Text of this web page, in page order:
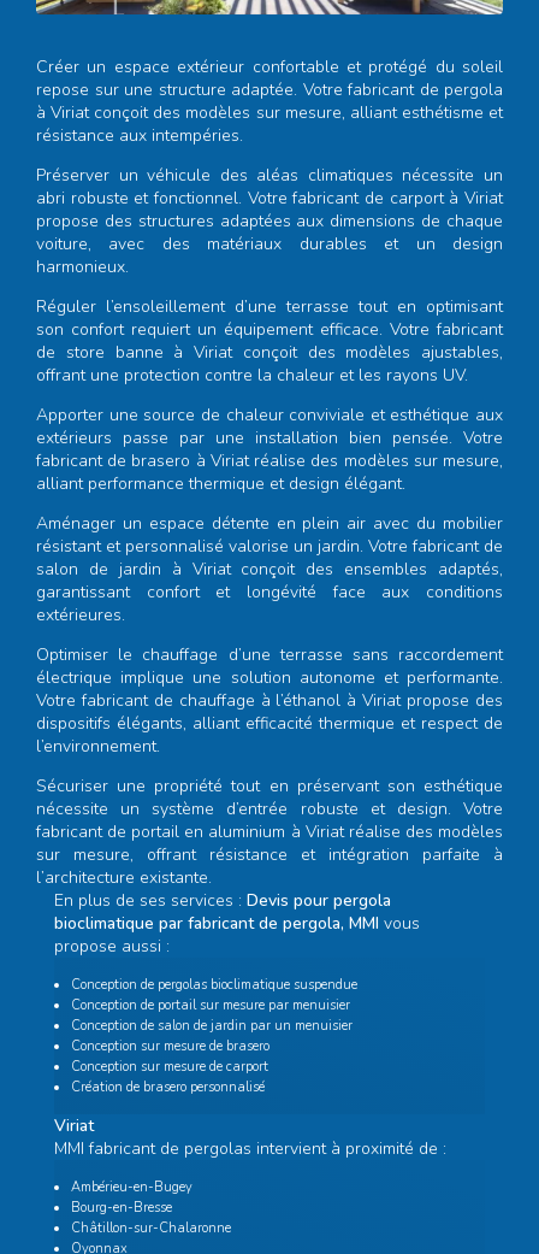
Créer un espace extérieur confortable et protégé du soleil
repose sur une structure adaptée. Votrefabricant de pergola
à Viriatconçoit des modèles sur mesure, alliant esthétisme et
résistance aux intempéries.
Préserver un véhicule des aléas climatiques nécessite un
abri robuste et fonctionnel. Votrefabricant de carport à Viriat
propose des structures adaptées aux dimensions de chaque
voiture, avec des matériaux durables et un design
harmonieux.
Réguler l’ensoleillement d’une terrasse tout en optimisant
son confort requiert un équipement efficace. Votrefabricant
de store banne à Viriatconçoit des modèles ajustables,
offrant une protection contre la chaleur et les rayons UV.
Apporter une source de chaleur conviviale et esthétique aux
extérieurs passe par une installation bien pensée. Votre
fabricant de brasero à Viriatréalise des modèles sur mesure,
alliant performance thermique et design élégant.
Aménager un espace détente en plein air avec du mobilier
résistant et personnalisé valorise un jardin. Votrefabricant de
salon de jardin à Viriatconçoit des ensembles adaptés,
garantissant confort et longévité face aux conditions
extérieures.
Optimiser le chauffage d’une terrasse sans raccordement
électrique implique une solution autonome et performante.
Votrefabricant de chauffage à l’éthanol à Viriatpropose des
dispositifs élégants, alliant efficacité thermique et respect de
l’environnement.
Sécuriser une propriété tout en préservant son esthétique
nécessite un système d’entrée robuste et design. Votre
fabricant de portail en aluminium à Viriatréalise des modèles
sur mesure, offrant résistance et intégration parfaite à
l’architecture existante.
En plus de ses services : Devis pour pergola
bioclimatique par fabricant de pergola, MMI vous
propose aussi :
Conception de pergolas bioclimatique suspendue
Conception de portail sur mesure par menuisier
Conception de salon de jardin par un menuisier
Conception sur mesure de brasero
Conception sur mesure de carport
Création de brasero personnalisé
Viriat
MMI fabricant de pergolas intervient à proximité de :
Ambérieu-en-Bugey
Bourg-en-Bresse
Châtillon-sur-Chalaronne
Oyonnax